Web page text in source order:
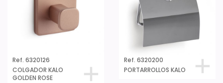
Ref. 6320126
COLGADOR KALO
GOLDEN ROSE
Ref. 6320200
PORTARROLLOS KALO